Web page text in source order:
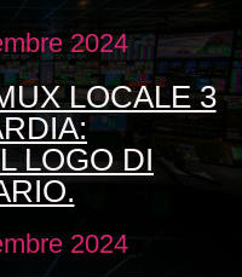
2024
LOCALE 3
LOGO DI
2024